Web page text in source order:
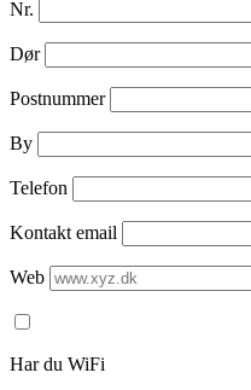
Nr.
Dør
Postnummer
By
Telefon
Kontakt email
Web
Har du WiFi